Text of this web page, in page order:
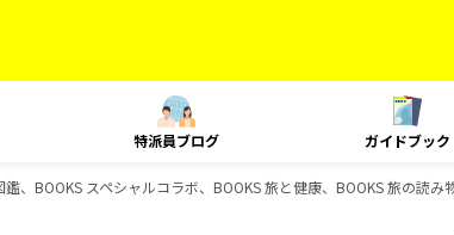
特派員ブログ ガイドブック
、BOOKS スペシャルコラボ、BOOKS 旅と健康、BOOKS 旅の読